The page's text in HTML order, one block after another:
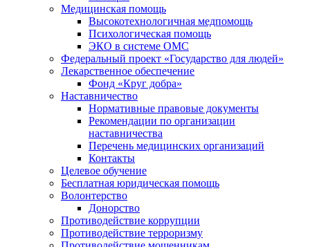
Медицинская помощь
Высокотехнологичная медпомощь
Психологическая помощь
ЭКО в системе ОМС
Федеральный проект «Государство для людей»
Лекарственное обеспечение
Фонд «Круг добра»
Наставничество
Нормативные правовые документы
Рекомендации по организации
наставничества
Перечень медицинских организаций
Контакты
Целевое обучение
Бесплатная юридическая помощь
Волонтерство
Донорство
Противодействие коррупции
Противодействие терроризму